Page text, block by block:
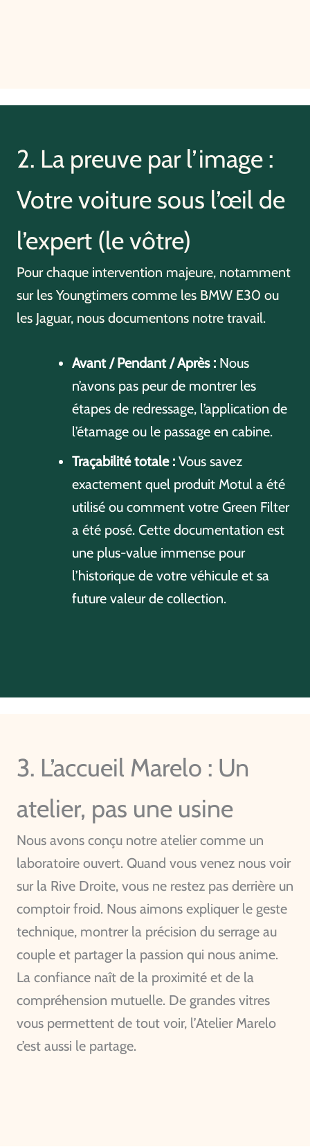
2. La preuve par l’image :
Votre voiture sous l’œil de
l’expert (le vôtre)
Pour chaque intervention majeure, notamment
sur les Youngtimers comme les BMW E30 ou
les Jaguar, nous documentons notre travail.
Avant / Pendant / Après : Nous
n’avons pas peur de montrer les
étapes de redressage, l’application de
l’étamage ou le passage en cabine.
Traçabilité totale : Vous savez
exactement quel produit Motul a été
utilisé ou comment votre Green Filter
a été posé. Cette documentation est
une plus-value immense pour
l’historique de votre véhicule et sa
future valeur de collection.
3. L’accueil Marelo : Un
atelier, pas une usine
Nous avons conçu notre atelier comme un
laboratoire ouvert. Quand vous venez nous voir
sur la Rive Droite, vous ne restez pas derrière un
comptoir froid. Nous aimons expliquer le geste
technique, montrer la précision du serrage au
couple et partager la passion qui nous anime.
La confiance naît de la proximité et de la
compréhension mutuelle. De grandes vitres
vous permettent de tout voir, l’Atelier Marelo
c’est aussi le partage.